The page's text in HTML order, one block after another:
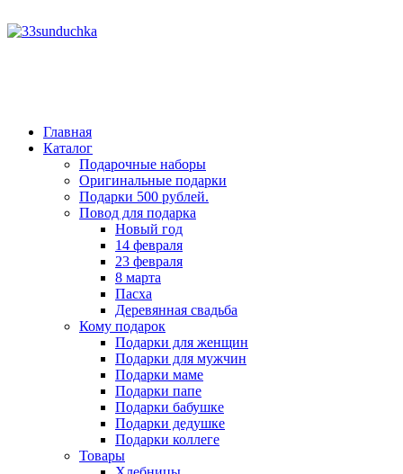
Главная
Каталог
Подарочные наборы
Оригинальные подарки
Подарки 500 рублей.
Повод для подарка
Новый год
14 февраля
23 февраля
8 марта
Пасха
Деревянная свадьба
Кому подарок
Подарки для женщин
Подарки для мужчин
Подарки маме
Подарки папе
Подарки бабушке
Подарки дедушке
Подарки коллеге
Товары